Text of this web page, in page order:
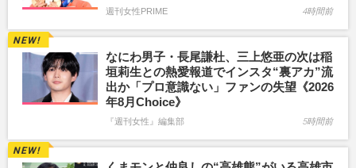
週刊女性PRIME 4時間前
なにわ男子・長尾謙杜、三上悠亜の次は稲
垣莉生との熱愛報道でインスタ“裏アカ”流
出か「プロ意識ない」ファンの失望《2026
年8月Choice》
『週刊女性』編集部 5時間前